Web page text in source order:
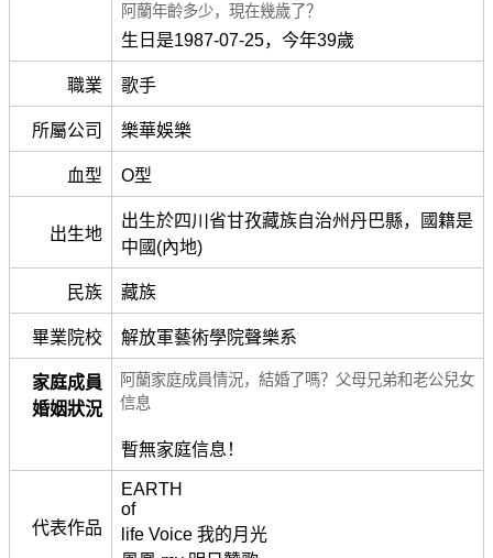
阿蘭年齡多少，現在幾歲了？
生日是1987-07-25，今年39歲
職業 歌手
所屬公司 樂華娛樂
血型 O型
出生地
出生於四川省甘孜藏族自治州丹巴縣，國籍是
中國(內地)
民族 藏族
畢業院校 解放軍藝術學院聲樂系
家庭成員
婚姻狀況
阿蘭家庭成員情況，結婚了嗎？父母兄弟和老公兒女
信息
暫無家庭信息！
代表作品
EARTH
of
life Voice 我的月光